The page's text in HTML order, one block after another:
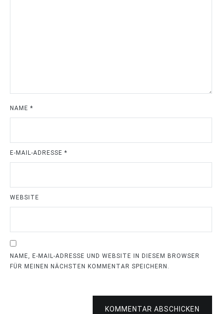
NAME *
E-MAIL-ADRESSE *
WEBSITE
NAME, E-MAIL-ADRESSE UND WEBSITE IN DIESEM BROWSER
FÜR MEINEN NÄCHSTEN KOMMENTAR SPEICHERN.
KOMMENTAR ABSCHICKEN